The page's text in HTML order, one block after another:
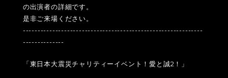
の出演者の詳細です。
是非ご来場ください。
-------------------------------------------------------------
--------------
「東日本大震災チャリティーイベント！愛と誠2！」